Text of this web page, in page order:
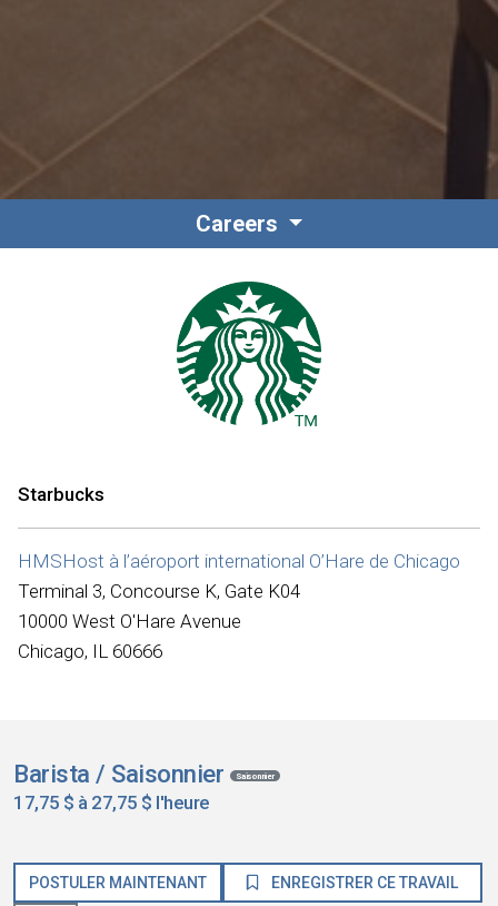
Careers
Starbucks
HMSHost à l’aéroport international O’Hare de Chicago
Terminal 3, Concourse K, Gate K04
10000 West O'Hare Avenue
Chicago, IL 60666
Barista / Saisonnier Saisonnier
17,75 $ à 27,75 $ l'heure
POSTULER MAINTENANT ENREGISTRER CE TRAVAIL